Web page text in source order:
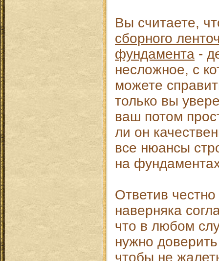
Вы считаете,
сборного
фундамента -
несложное, с
можете
только вы
ваш потом
ли он
все нюансы
на
Ответив
наверняка
что в любом
нужно
чтобы не